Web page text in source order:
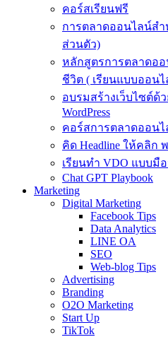
คอร์สเรียนฟรี
การตลาดออนไลน์ส
ส่วนตัว)
หลักสูตรการตลาดอ
ชีวิต ( เรียนแบบออน
อบรมสร้างเว็บไซต์ด้
WordPress
คอร์สการตลาดออน
คิด Headline ให้คลิก
เรียนทำ VDO แบบมื
Chat GPT Playbook
Marketing
Digital Marketing
Facebook Tips
Data Analytics
LINE OA
SEO
Web-blog Tips
Advertising
Branding
O2O Marketing
Start Up
TikTok